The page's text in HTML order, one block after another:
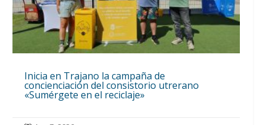
Inicia en Trajano la campaña de
concienciación del consistorio utrerano
«Sumérgete en el reciclaje»